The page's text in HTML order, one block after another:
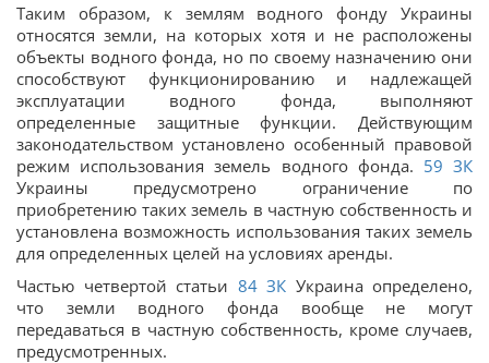
Таким образом, к землям водного фонду Украины
относятся земли, на которых хотя и не расположены
объекты водного фонда, но по своему назначению они
способствуют функционированию и надлежащей
эксплуатации водного фонда, выполняют
определенные защитные функции. Действующим
законодательством установлено особенный правовой
режим использования земель водного фонда. 59ЗК
Украины предусмотрено ограничение по
приобретению таких земель в частную собственность и
установлена ​​возможность использования таких земель
для определенных целей на условиях аренды.
Частью четвертой статьи 84 ЗК Украина определено,
что земли водного фонда вообще не могут
передаваться в частную собственность, кроме случаев,
предусмотренных.